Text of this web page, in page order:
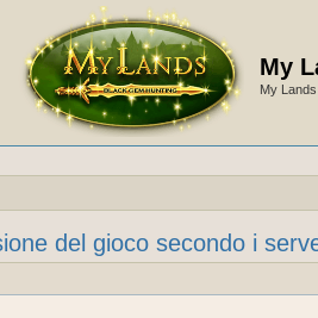
My
My
del gioco secondo i